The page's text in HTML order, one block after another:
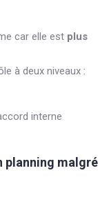
car elle est plus
à deux niveaux :
interne
planning malgré